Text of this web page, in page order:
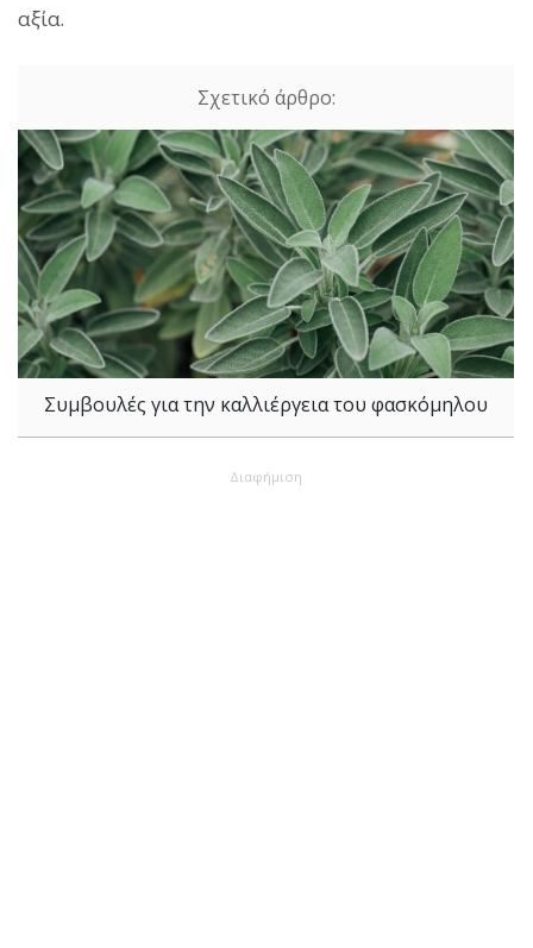
αξία.
Συμβουλές για την καλλιέργεια του φασκόμηλου
Διαφήμιση